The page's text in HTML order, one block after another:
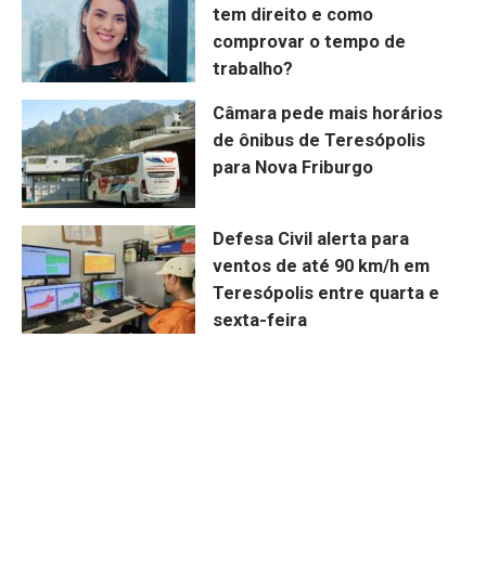
tem direito e como
comprovar o tempo de
trabalho?
Câmara pede mais horários
de ônibus de Teresópolis
para Nova Friburgo
Defesa Civil alerta para
ventos de até 90 km/h em
Teresópolis entre quarta e
sexta-feira